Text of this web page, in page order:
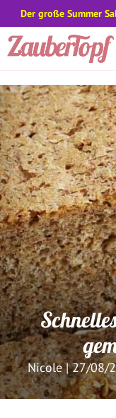
Zum
Inhalt
Nicole|27/08/
Der große Summer